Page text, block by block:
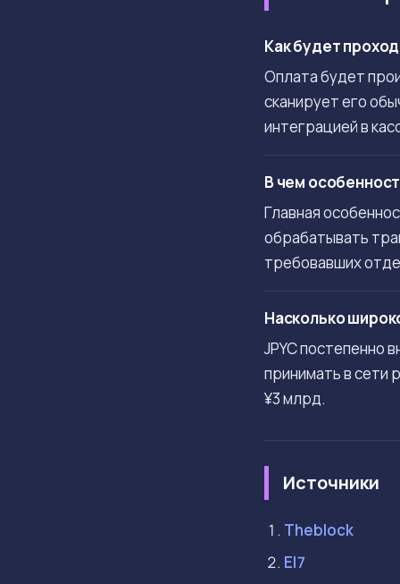
Как будет
Оплата будет
сканирует его
интеграцией в
В чем
Главная
обрабатывать
требовавших
Насколько
JPYC постепенно
принимать в сети
¥3 млрд.
Источники
Theblock
El7